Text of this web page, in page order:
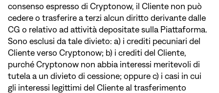
consenso espresso di Cryptonow, il Cliente non può
cedere o trasferire a terzi alcun diritto derivante dalle
CG o relativo ad attività depositate sulla Piattaforma.
Sono esclusi da tale divieto: a) i crediti pecuniari del
Cliente verso Cryptonow; b) i crediti del Cliente,
purché Cryptonow non abbia interessi meritevoli di
tutela a un divieto di cessione; oppure c) i casi in cui
gli interessi legittimi del Cliente al trasferimento